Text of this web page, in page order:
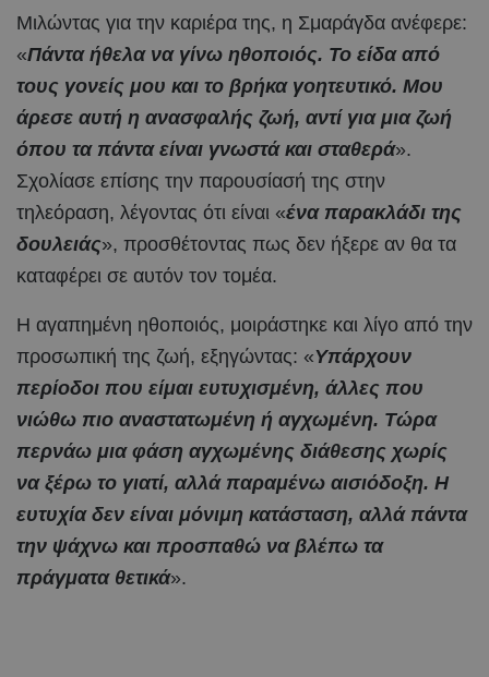
Μιλώντας για την καριέρα της, η Σμαράγδα ανέφερε:
«Πάντα ήθελα να γίνω ηθοποιός. Το είδα από
τους γονείς μου και το βρήκα γοητευτικό. Μου
άρεσε αυτή η ανασφαλής ζωή, αντί για μια ζωή
όπου τα πάντα είναι γνωστά και σταθερά».
Σχολίασε επίσης την παρουσίασή της στην
τηλεόραση, λέγοντας ότι είναι «ένα παρακλάδι της
δουλειάς», προσθέτοντας πως δεν ήξερε αν θα τα
καταφέρει σε αυτόν τον τομέα.
Η αγαπημένη ηθοποιός, μοιράστηκε και λίγο από την
προσωπική της ζωή, εξηγώντας: «Υπάρχουν
περίοδοι που είμαι ευτυχισμένη, άλλες που
νιώθω πιο αναστατωμένη ή αγχωμένη. Τώρα
περνάω μια φάση αγχωμένης διάθεσης χωρίς
να ξέρω το γιατί, αλλά παραμένω αισιόδοξη. Η
ευτυχία δεν είναι μόνιμη κατάσταση, αλλά πάντα
την ψάχνω και προσπαθώ να βλέπω τα
πράγματα θετικά».